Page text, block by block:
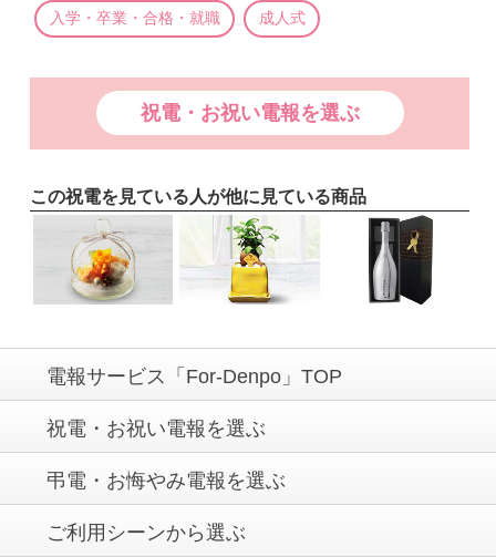
入学・卒業・合格・就職 成人式
祝電・お祝い電報を選ぶ
この祝電を見ている人が他に見ている商品
電報サービス「For-Denpo」TOP
祝電・お祝い電報を選ぶ
弔電・お悔やみ電報を選ぶ
ご利用シーンから選ぶ